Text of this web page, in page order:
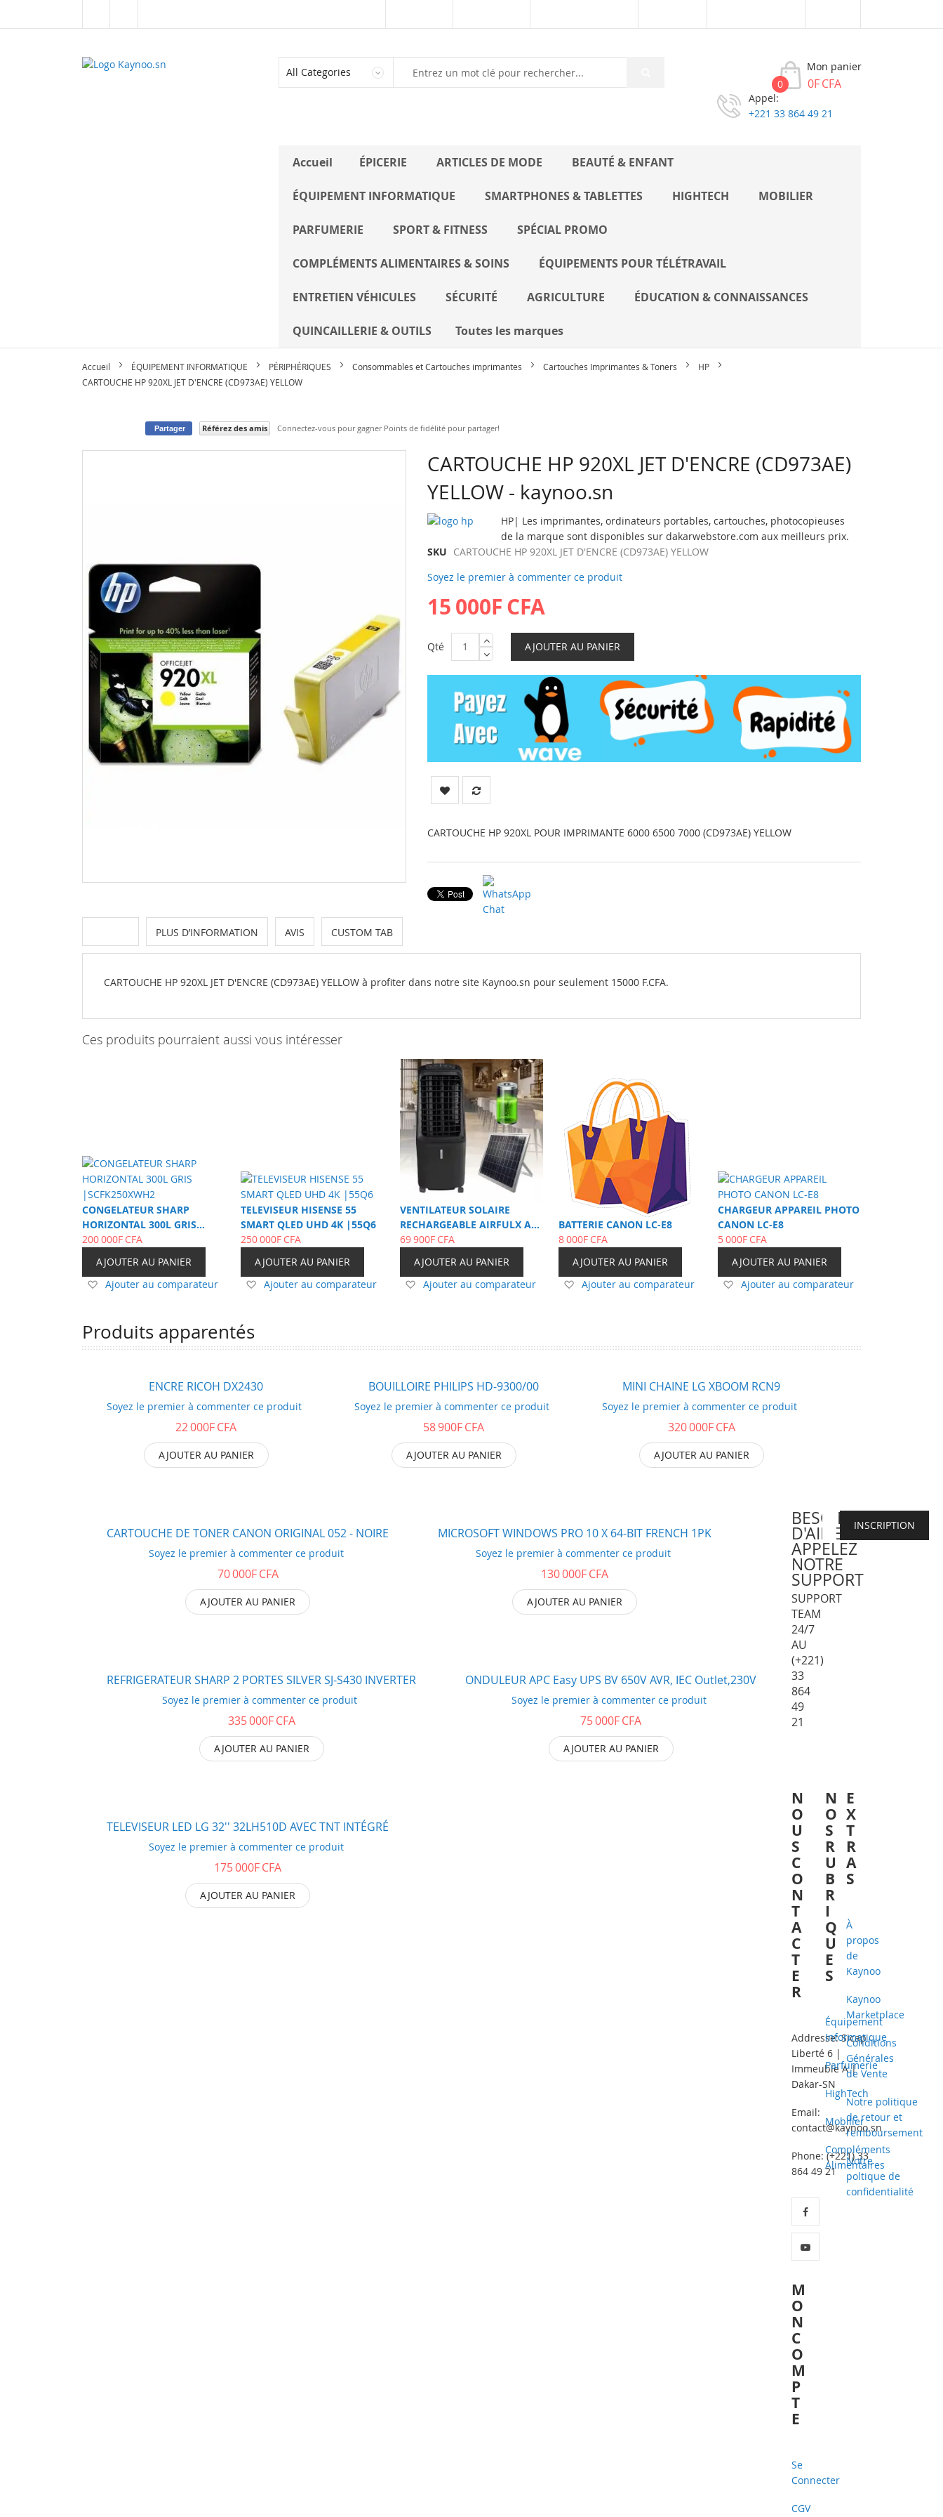
contenu
Mon panier
0F CFA
0
Appel:
+221 33 864 49 21
Accueil ÉPICERIE ARTICLES DE MODE BEAUTÉ & ENFANT
ÉQUIPEMENT INFORMATIQUE SMARTPHONES & TABLETTES HIGHTECH MOBILIER
PARFUMERIE SPORT & FITNESS SPÉCIAL PROMO
COMPLÉMENTS ALIMENTAIRES & SOINS ÉQUIPEMENTS POUR TÉLÉTRAVAIL
ENTRETIEN VÉHICULES SÉCURITÉ AGRICULTURE ÉDUCATION & CONNAISSANCES
QUINCAILLERIE & OUTILS Toutes les marques
Accueil ÉQUIPEMENT INFORMATIQUE PÉRIPHÉRIQUES Consommables et Cartouches imprimantes Cartouches Imprimantes & Toners
HP
CARTOUCHE HP 920XL JET D'ENCRE (CD973AE) YELLOW
Partager Référez des amis Connectez-vous pour gagner Points de fidélité pour partager!
CARTOUCHE HP 920XL JET D'ENCRE (CD973AE)
YELLOW - kaynoo.sn
HP| Les imprimantes, ordinateurs portables, cartouches, photocopieuses
de la marque sont disponibles sur dakarwebstore.com aux meilleurs prix.
SKU CARTOUCHE HP 920XL JET D'ENCRE (CD973AE) YELLOW
Soyez le premier à commenter ce produit
15 000F CFA
Qté AJOUTER AU PANIER
CARTOUCHE HP 920XL POUR IMPRIMANTE 6000 6500 7000 (CD973AE) YELLOW
gallery
beginning
images
PLUS D’INFORMATION AVIS CUSTOM TAB
CARTOUCHE HP 920XL JET D'ENCRE (CD973AE) YELLOW à profiter dans notre site Kaynoo.sn pour seulement 15000 F.CFA.
Ces produits pourraient aussi vous intéresser
CONGELATEUR SHARP
HORIZONTAL 300L GRIS
|SCFK250XWH2
200 000F CFA
AJOUTER AU PANIER
Ajouter
liste
d’envie
Ajouter au comparateur
TELEVISEUR HISENSE 55
SMART QLED UHD 4K |55Q6
250 000F CFA
AJOUTER AU PANIER
Ajouter
d’envie
Ajouter au comparateur
VENTILATEUR SOLAIRE
RECHARGEABLE AIRFULX AF-
AC21 |20L
69 900F CFA
AJOUTER AU PANIER
Ajouter
d’envie
Ajouter au comparateur
BATTERIE CANON LC-E8
8 000F CFA
AJOUTER AU PANIER
Ajouter
d’envie
Ajouter au comparateur
CHARGEUR APPAREIL PHOTO
CANON LC-E8
5 000F CFA
AJOUTER AU PANIER
Ajouter
d’envie
Ajouter au comparateur
Produits apparentés
ENCRE RICOH DX2430
Soyez le premier à commenter ce produit
22 000F CFA
AJOUTER AU PANIER
BOUILLOIRE PHILIPS HD-9300/00
Soyez le premier à commenter ce produit
58 900F CFA
AJOUTER AU PANIER
MINI CHAINE LG XBOOM RCN9
Soyez le premier à commenter ce produit
320 000F CFA
AJOUTER AU PANIER
CARTOUCHE DE TONER CANON ORIGINAL 052 - NOIRE
Soyez le premier à commenter ce produit
70 000F CFA
AJOUTER AU PANIER
MICROSOFT WINDOWS PRO 10 X 64-BIT FRENCH 1PK
Soyez le premier à commenter ce produit
130 000F CFA
AJOUTER AU PANIER
REFRIGERATEUR SHARP 2 PORTES SILVER SJ-S430 INVERTER
Soyez le premier à commenter ce produit
335 000F CFA
AJOUTER AU PANIER
ONDULEUR APC Easy UPS BV 650V AVR, IEC Outlet,230V
Soyez le premier à commenter ce produit
75 000F CFA
AJOUTER AU PANIER
TELEVISEUR LED LG 32'' 32LH510D AVEC TNT INTÉGRÉ
Soyez le premier à commenter ce produit
175 000F CFA
AJOUTER AU PANIER
BESOIN
D'AIDE?
APPELEZ
NOTRE
SUPPORT
SUPPORT
TEAM
24/7
AU
(+221)
33
864
49
21
INSCRIPTION
N
O
U
S
C
O
N
T
A
C
T
E
R
Addresse: Sicap
Liberté 6 |
Immeuble A |
Dakar-SN
Email:
contact@kaynoo.sn
Phone: (+221) 33
864 49 21
N
O
S
R
U
B
R
I
Q
U
E
S
Équipement
Informatique
Parfumerie
HighTech
Mobilier
Compléments
Alimentaires
E
X
T
R
A
S
À
propos
de
Kaynoo
Kaynoo
Marketplace
Conditions
Générales
de Vente
Notre politique
de retour et
remboursement
Notre
poltique de
confidentialité
M
O
N
C
O
M
P
T
E
Se
Connecter
CGV